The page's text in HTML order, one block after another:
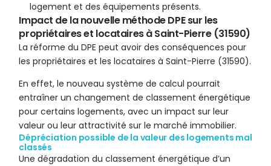
logement et des équipements présents.
Impact de la nouvelle méthode DPE sur les
propriétaires et locataires à Saint-Pierre (31590)
La réforme du DPE peut avoir des conséquences pour
les propriétaires et les locataires à Saint-Pierre (31590).
En effet, le nouveau système de calcul pourrait
entraîner un changement de classement énergétique
pour certains logements, avec un impact sur leur
valeur ou leur attractivité sur le marché immobilier.
Dépréciation possible de la valeur des logements mal
classés
Une dégradation du classement énergétique d’un